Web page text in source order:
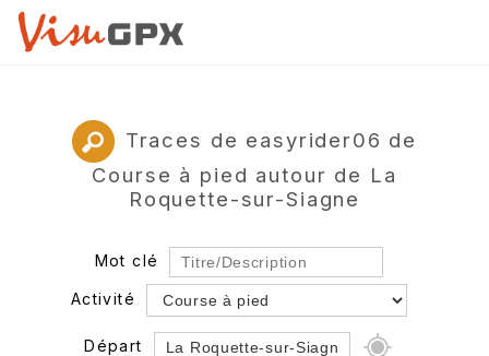
Traces de easyrider06 de
Course à pied autour de La
Roquette-sur-Siagne
Mot clé
Activité
Départ